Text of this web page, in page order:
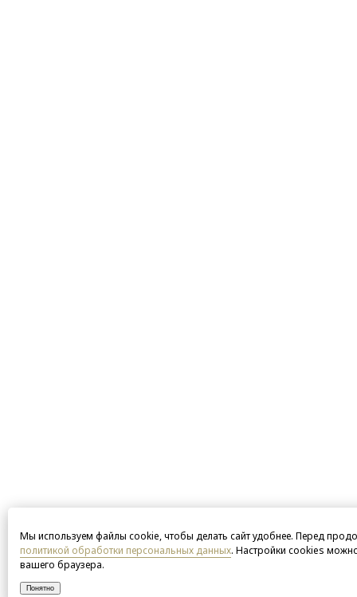
Мы используем файлы cookie, чтобы делать сайт удобнее. Перед
политикой обработки персональных данных. Настройки cookies
вашего браузера.
Понятно